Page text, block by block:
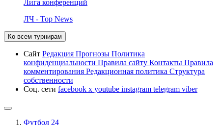
Лига конференций
ЛЧ - Top News
Ко всем турнирам
Сайт Редакция Прогнозы Политика
конфиденциальности Правила сайту Контакты Правила
комментирования Редакционная политика Структура
собственности
Соц. сети facebook x youtube instagram telegram viber
Футбол 24